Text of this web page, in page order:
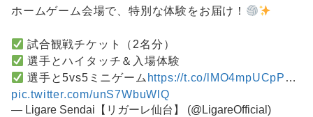
ホームゲーム会場で、特別な体験をお届け！
試合観戦チケット（2名分）
選手とハイタッチ＆入場体験
選手と5vs5ミニゲーム https://t.co/lMO4mpUCpP …
pic.twitter.com/unS7WbuWlQ
— Ligare Sendai【リガーレ仙台】 (@LigareOfficial)